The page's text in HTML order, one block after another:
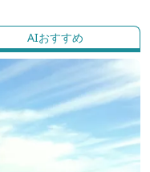
AIおすすめ